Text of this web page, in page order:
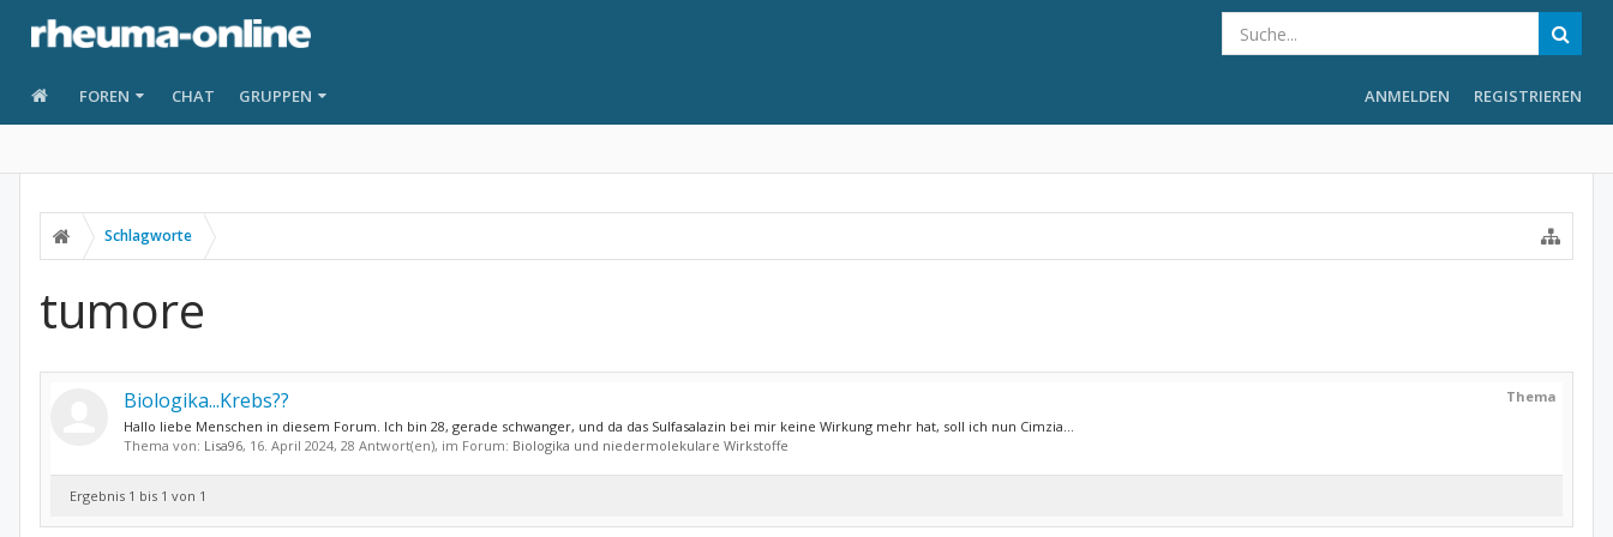
FOREN CHAT GRUPPEN ANMELDEN REGISTRIEREN
Schlagworte
tumore
Thema
Biologika...Krebs??
Hallo liebe Menschen in diesem Forum. Ich bin 28, gerade schwanger, und da das Sulfasalazin bei mir keine Wirkung mehr hat, soll ich nun Cimzia...
Thema von: Lisa96, 16. April 2024, 28 Antwort(en), im Forum: Biologika und niedermolekulare Wirkstoffe
Ergebnis 1 bis 1 von 1